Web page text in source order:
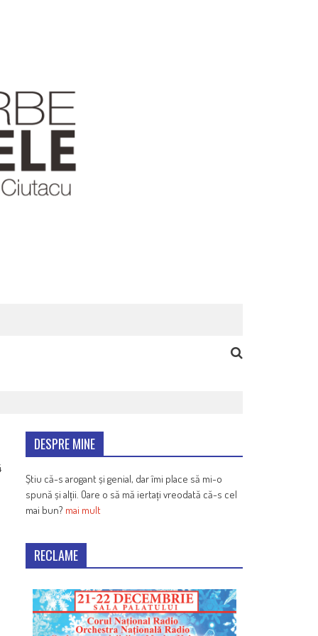
DESPRE MINE
Știu că-s arogant și genial, dar îmi place să mi-o
spună și alții. Oare o să mă iertați vreodată că-s cel
mai bun? mai mult
RECLAME